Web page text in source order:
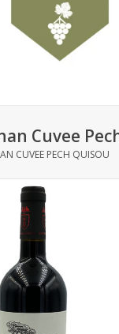
Cuvee
CUVEE PECH QUISOU